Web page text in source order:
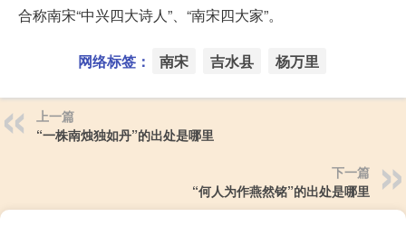
合称南宋“中兴四大诗人”、“南宋四大家”。
网络标签： 南宋 吉水县 杨万里
上一篇
“一株南烛独如丹”的出处是哪里
下一篇
“何人为作燕然铭”的出处是哪里